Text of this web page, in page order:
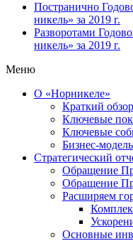
Постранично
никель» за 2019 г.
Разворотами
никель» за 2019 г.
Меню
О «Норникеле»
Краткий обзор
Ключевые
Ключевые
Бизнес-модель
Стратегический
Обращение
Обращение
Расширяем
Основные